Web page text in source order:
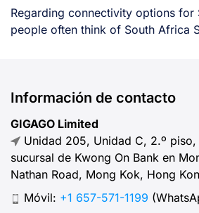
Regarding connectivity options for
people often think of South Africa
Información de contacto
GIGAGO Limited
Unidad 205, Unidad C, 2.º
sucursal de Kwong On Bank en
Nathan Road, Mong Kok, Hong
Móvil: +1 657-571-1199